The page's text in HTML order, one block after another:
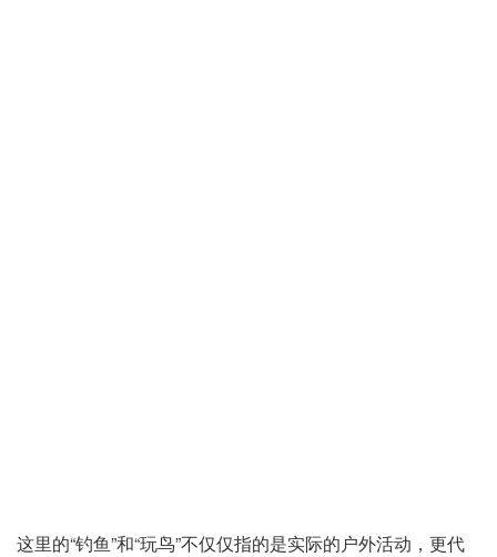
这里的“钓鱼”和“玩鸟”不仅仅指的是实际的户外活动，更代